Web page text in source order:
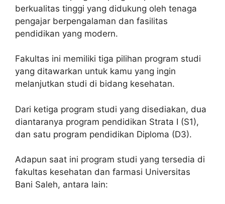
berkualitas tinggi yang didukung oleh tenaga
pengajar berpengalaman dan fasilitas
pendidikan yang modern.
Fakultas ini memiliki tiga pilihan program studi
yang ditawarkan untuk kamu yang ingin
melanjutkan studi di bidang kesehatan.
Dari ketiga program studi yang disediakan, dua
diantaranya program pendidikan Strata I (S1),
dan satu program pendidikan Diploma (D3).
Adapun saat ini program studi yang tersedia di
fakultas kesehatan dan farmasi Universitas
Bani Saleh, antara lain: